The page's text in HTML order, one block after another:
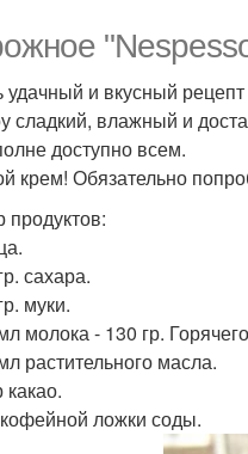
и вкусный
сладкий, влажный и
доступно всем.
крем! Обязательно
продуктов:
сахара.
муки.
молока - 130 гр.
растительного масла.
какао.
ложки соды.